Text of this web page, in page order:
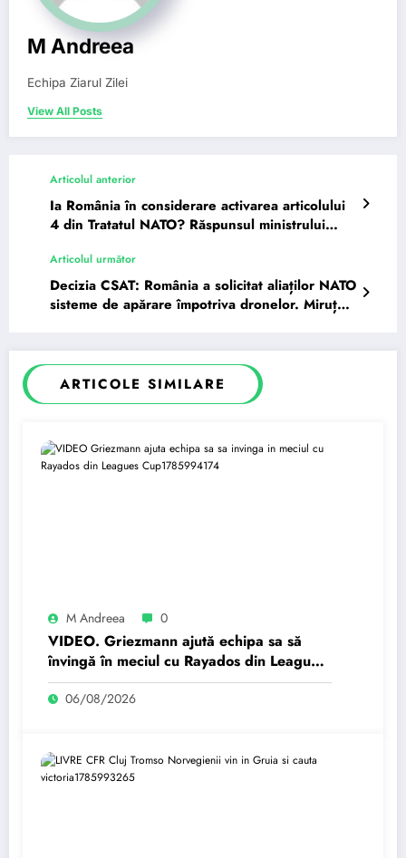
M Andreea
Echipa Ziarul Zilei
View All Posts
Articolul anterior
Ia România în considerare activarea articolului
4 din Tratatul NATO? Răspunsul ministrului
Articolul următor
Decizia CSAT: România a solicitat aliaților NATO
sisteme de apărare împotriva dronelor. Miruță:
ARTICOLE SIMILARE
M Andreea 0
VIDEO. Griezmann ajută echipa sa să
învingă în meciul cu Rayados din Leagues
Cup
06/08/2026